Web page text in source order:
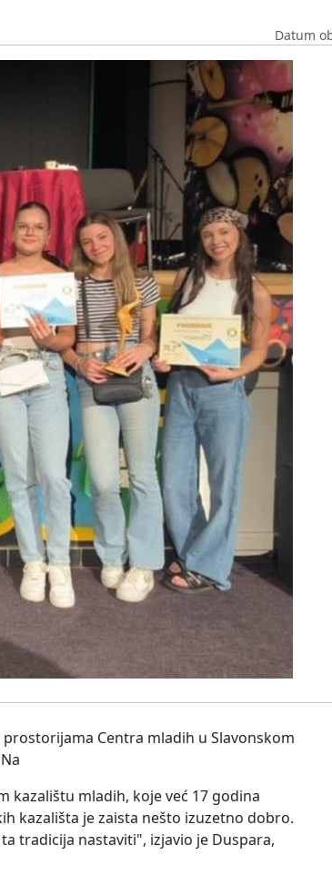
Datum
prostorijama Centra mladih u Slavonskom
kazalištu mladih, koje već 17 godina
kazališta je zaista nešto izuzetno dobro.
tradicija nastaviti", izjavio je Duspara,